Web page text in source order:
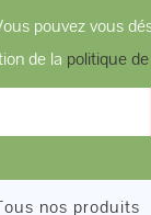
pouvez vous
de la politique
nos produits